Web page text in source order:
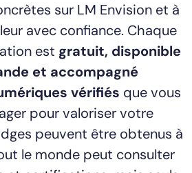
sur LM Envision et à
avec confiance. Chaque
est gratuit, disponible
et accompagné
vérifiés que vous
pour valoriser votre
peuvent être obtenus à
le monde peut consulter